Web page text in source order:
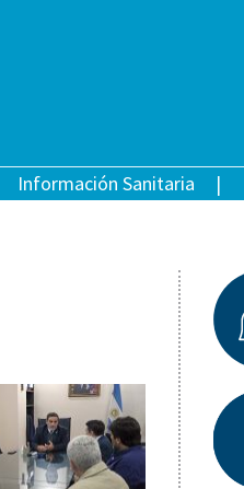
Información Sanitaria